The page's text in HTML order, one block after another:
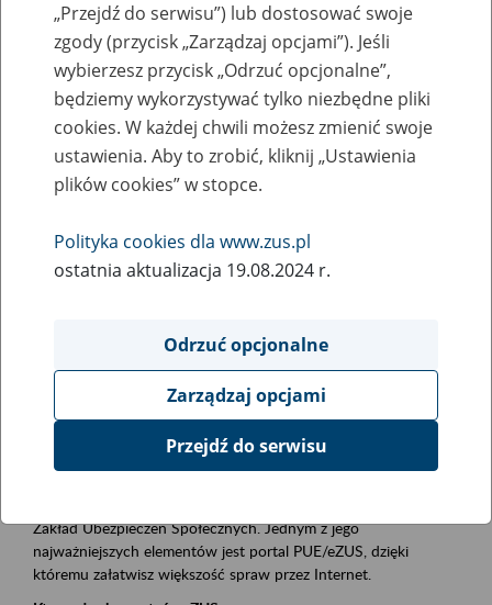
Zaproś ZUS do siebie - zakładanie profili
eZUS w siedzibie Twojej firmy
Rodzaj wydarzenia
Szkolenia
obsługa klientów
Event description
Platforma Usług Elektronicznych ZUS eZUS
Zakład Ubezpieczeń Społecznych. Jednym z jego
najważniejszych elementów jest portal PUE/eZUS, dzięki
któremu załatwisz większość spraw przez Internet.
„Przejdź do serwisu”) lub dostosować swoje
zgody (przycisk „Zarządzaj opcjami”). Jeśli
wybierzesz przycisk „Odrzuć opcjonalne”,
będziemy wykorzystywać tylko niezbędne pliki
cookies. W każdej chwili możesz zmienić swoje
ustawienia. Aby to zrobić, kliknij „Ustawienia
plików cookies” w stopce.
Polityka cookies dla www.zus.pl
ostatnia aktualizacja 19.08.2024 r.
Odrzuć opcjonalne
Zarządzaj opcjami
Przejdź do serwisu